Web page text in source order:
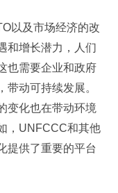
以及市场经济的改
和增长潜力，人们
也需要企业和政府
动可持续发展。
变化也在带动环境
，UNFCCC和其他
提供了重要的平台